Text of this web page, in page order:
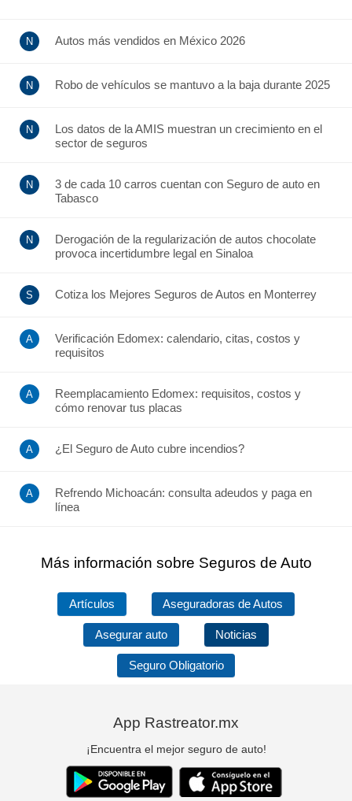
Autos más vendidos en México 2026
Robo de vehículos se mantuvo a la baja durante 2025
Los datos de la AMIS muestran un crecimiento en el
sector de seguros
3 de cada 10 carros cuentan con Seguro de auto en
Tabasco
Derogación de la regularización de autos chocolate
provoca incertidumbre legal en Sinaloa
Cotiza los Mejores Seguros de Autos en Monterrey
Verificación Edomex: calendario, citas, costos y
requisitos
Reemplacamiento Edomex: requisitos, costos y
cómo renovar tus placas
¿El Seguro de Auto cubre incendios?
Refrendo Michoacán: consulta adeudos y paga en
línea
Más información sobre Seguros de Auto
Artículos Aseguradoras de Autos
Asegurar auto Noticias
Seguro Obligatorio
App Rastreator.mx
¡Encuentra el mejor seguro de auto!